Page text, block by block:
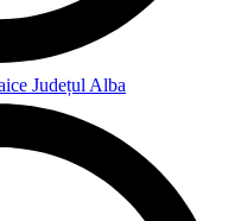
Județul Alba